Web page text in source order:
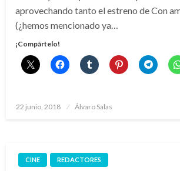
aprovechando tanto el estreno de Con
(¿hemos mencionado ya…
¡Compártelo!
Publicado
22 junio, 2018 Álvaro Salas
CINE REDACTORES